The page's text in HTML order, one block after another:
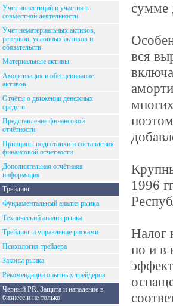
Учет инвестиций и участия в
совместной деятельности
Учет нематериальных активов,
резервов, условных активов и
обязательств
Материальные активы
Амортизация и обесценивание
активов
Отчёты о движении денежных
средств
Представление финансовой
отчётности
Принципы подготовки и составления
финансовой отчётности
Дополнительная отчётнаяя
информация
Трейдинг
Фундаментальный анализ рынка
Технический анализ рынка
Трейдинг и управление рисками
Психология трейдера
Законы рынка
Рекомендации опытных трейдеров
Черный PR. Защита и нападение в
бизнесе и не только
сумме
вся
1996
Налог
но и в